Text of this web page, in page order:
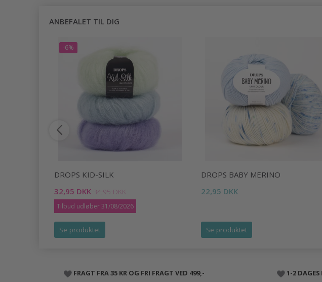
ANBEFALET TIL DIG
-6%
DROPS KID-SILK
32,95 DKK 34,95 DKK
Tilbud udløber 31/08/2026
Se produktet
DROPS BABY MERINO
22,95 DKK
Se produktet
FRAGT FRA 35 KR OG FRI FRAGT VED 499,- 1-2 DAGES